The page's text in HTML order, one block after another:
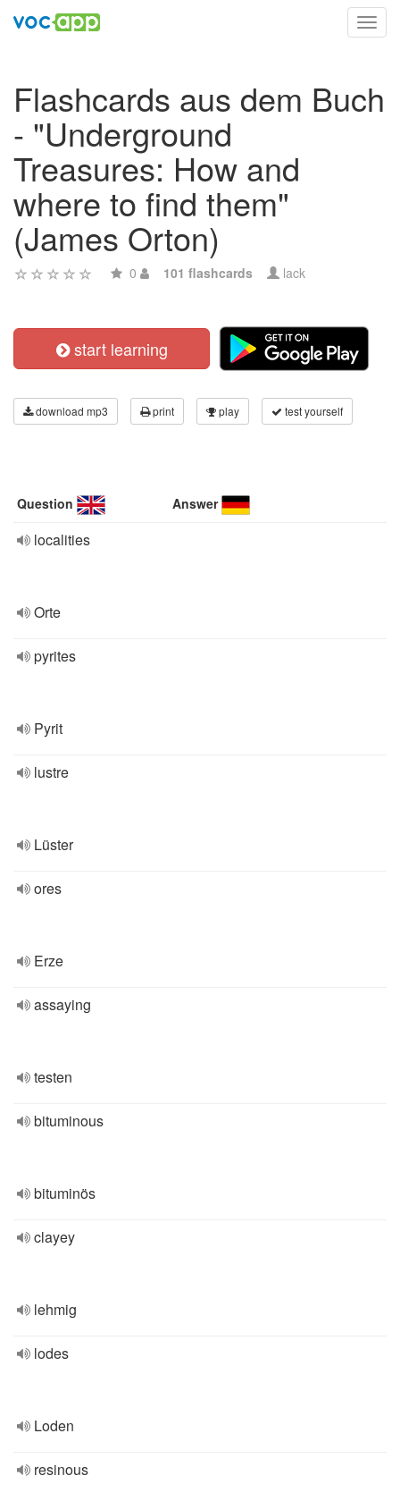
Flashcards aus dem Buch
- "Underground
Treasures: How and
where to find them"
(James Orton)
0 101 flashcards lack
start learning
download mp3 print play test yourself
Question Answer
localities
Orte
pyrites
Pyrit
lustre
Lüster
ores
Erze
assaying
testen
bituminous
bituminös
clayey
lehmig
lodes
Loden
resinous